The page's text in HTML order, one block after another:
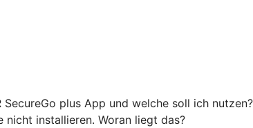
plus App und welche soll ich nutzen?
nicht installieren. Woran liegt das?